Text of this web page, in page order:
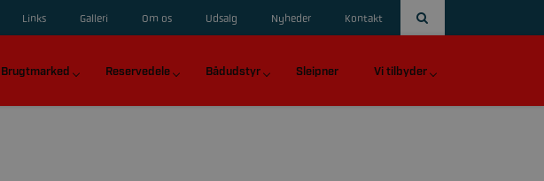
Links Galleri Om os Udsalg Nyheder Kontakt
Brugtmarked Reservedele Bådudstyr Sleipner Vi tilbyder